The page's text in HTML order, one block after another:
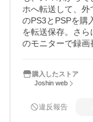
ホへ転送して、
のPS3とPSPを購
を転送保存。さ
のモニターで録画
購入したストア
Joshin web
違反報告